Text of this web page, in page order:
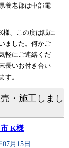
養老郡は中部電
様、この度は誠に
ました。何かご
軽にご連絡くだ
長いお付き合い
す。
・施工しまし
K様
月15日